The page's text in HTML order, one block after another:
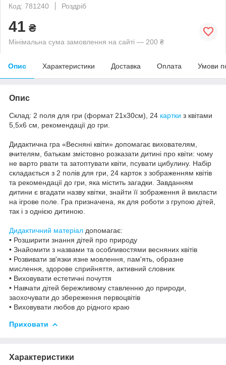
Код: 781240
Роздріб
41 ₴
Мінімальна сума замовлення на сайті — 200 ₴
Опис Характеристики Доставка Оплата Умови
Опис
Склад: 2 поля для гри (формат 21х30см), 24 картки з квітами
5,5х6 см, рекомендації до гри.
Дидактична гра «Весняні квіти» допомагає вихователям,
вчителям, батькам змістовно розказати дитині про квіти: чому
не варто рвати та затоптувати квіти, псувати цибулину. Набір
складається з 2 полів для гри, 24 карток з зображенням квітів
та рекомендації до гри, яка містить загадки. Завданням
дитини є вгадати назву квітки, знайти її зображення й викласти
на ігрове поле. Гра призначена, як для роботи з групою дітей,
так і з однією дитиною.
Дидактичний матеріал допомагає:
• Розширити знання дітей про природу
• Знайомити з назвами та особливостями весняних квітів
• Розвивати зв'язки язне мовлення, пам'ять, образне
мислення, здорове сприйняття, активний словник
• Виховувати естетичні почуття
• Навчати дітей бережливому ставленню до природи,
заохочувати до збереження первоцвітів
• Виховувати любов до рідного краю
Приховати
Характеристики